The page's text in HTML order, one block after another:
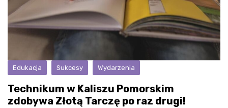
Edukacja Sukcesy Wydarzenia
Technikum w Kaliszu Pomorskim
zdobywa Złotą Tarczę po raz drugi!